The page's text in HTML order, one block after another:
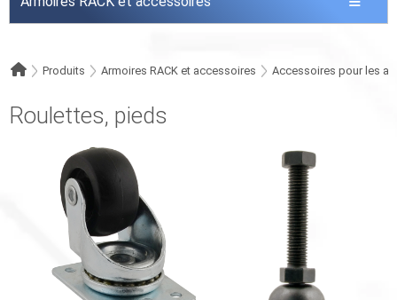
Produits Armoires RACK et accessoires Accessoires pour les
Roulettes, pieds